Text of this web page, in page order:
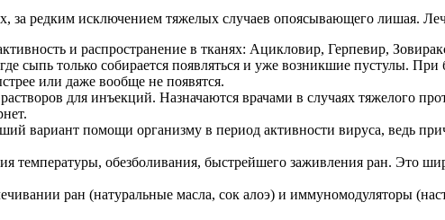
за редким исключением тяжелых случаев опоясывающего лишая.
и распространение в тканях: Ацикловир, Герпевир,
сыпь только собирается появляться и уже возникшие пустулы.
или даже вообще не появятся.
для инъекций. Назначаются врачами в случаях тяжелого
вариант помощи организму в период активности вируса, ведь
температуры, обезболивания, быстрейшего заживления ран. Это
ран (натуральные масла, сок алоэ) и иммуномодуляторы